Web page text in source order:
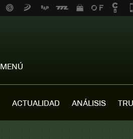
MENÚ
ACTUALIDAD ANÁLISIS